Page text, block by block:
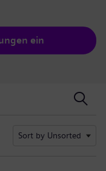
ein
Sort by Unsorted